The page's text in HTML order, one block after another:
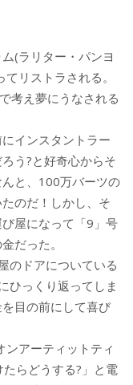
(ラリター・パンヨ
リストラされる。
考え夢にうなされる
インスタントラー
う?と好奇心からそ
と、100万バーツの
のだ！しかし、そ
屋になって「9」号
だった。
のドアについている
ひっくり返ってしま
目の前にして喜び
アーティットティ
らどうする?」と電